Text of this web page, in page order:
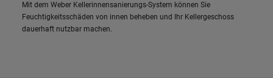
Mit dem Weber Kellerinnensanierungs-System können Sie
Feuchtigkeitsschäden von innen beheben und Ihr Kellergeschoss
dauerhaft nutzbar machen.